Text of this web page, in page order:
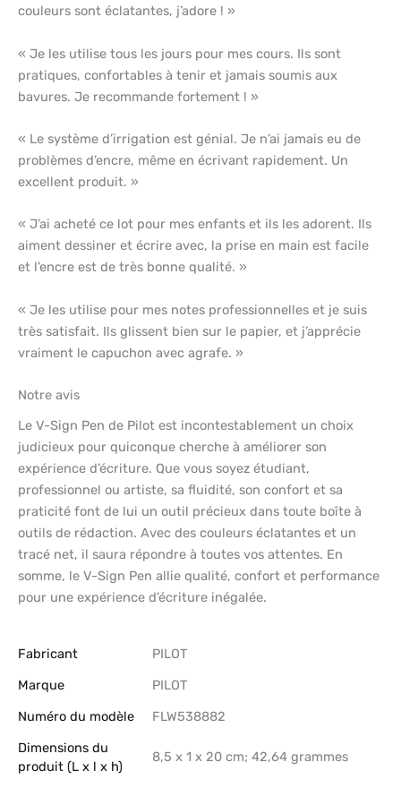
couleurs sont éclatantes, j’adore ! »
« Je les utilise tous les jours pour mes cours. Ils sont
pratiques, confortables à tenir et jamais soumis aux
bavures. Je recommande fortement ! »
« Le système d’irrigation est génial. Je n’ai jamais eu de
problèmes d’encre, même en écrivant rapidement. Un
excellent produit. »
« J’ai acheté ce lot pour mes enfants et ils les adorent. Ils
aiment dessiner et écrire avec, la prise en main est facile
et l’encre est de très bonne qualité. »
« Je les utilise pour mes notes professionnelles et je suis
très satisfait. Ils glissent bien sur le papier, et j’apprécie
vraiment le capuchon avec agrafe. »
Notre avis
Le V-Sign Pen de Pilot est incontestablement un choix
judicieux pour quiconque cherche à améliorer son
expérience d’écriture. Que vous soyez étudiant,
professionnel ou artiste, sa fluidité, son confort et sa
praticité font de lui un outil précieux dans toute boîte à
outils de rédaction. Avec des couleurs éclatantes et un
tracé net, il saura répondre à toutes vos attentes. En
somme, le V-Sign Pen allie qualité, confort et performance
pour une expérience d’écriture inégalée.
Fabricant
‎PILOT
Marque
‎PILOT
Numéro du modèle
‎FLW538882
Dimensions du
produit (L x l x h)
‎8,5 x 1 x 20 cm; 42,64 grammes